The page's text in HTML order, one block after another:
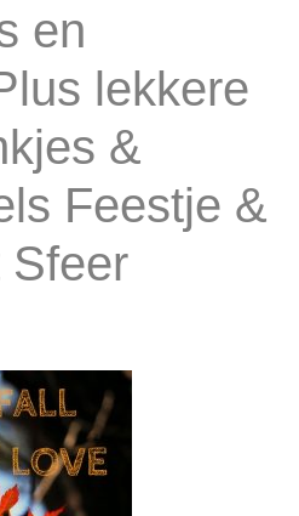
en
lekkere
&
Feestje &
Sfeer